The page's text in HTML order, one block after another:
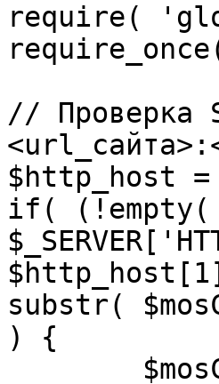
require(
// Проверка
$http_host =
if( (!empty(
substr(
) {